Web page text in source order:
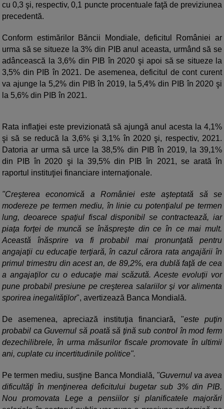
cu 0,3 şi, respectiv, 0,1 puncte procentuale faţă de previziunea
precedentă.
Conform estimărilor Băncii Mondiale, deficitul României ar
urma să se situeze la 3% din PIB anul aceasta, urmând să se
adâncească la 3,6% din PIB în 2020 şi apoi să se situeze la
3,5% din PIB în 2021. De asemenea, deficitul de cont curent
va ajunge la 5,2% din PIB în 2019, la 5,4% din PIB în 2020 şi
la 5,6% din PIB în 2021.
Rata inflaţiei este previzionată să ajungă anul acesta la 4,1%
şi să se reducă la 3,6% şi 3,1% în 2020 şi, respectiv, 2021.
Datoria ar urma să urce la 38,5% din PIB în 2019, la 39,1%
din PIB în 2020 şi la 39,5% din PIB în 2021, se arată în
raportul instituţiei financiare internaţionale.
"Creşterea economică a României este aşteptată să se
modereze pe termen mediu, în linie cu potenţialul pe termen
lung, deoarece spaţiul fiscal disponibil se contractează, iar
piaţa forţei de muncă se înăspreşte din ce în ce mai mult.
Această înăsprire va fi probabil mai pronunţată pentru
angajaţii cu educaţie terţiară, în cazul cărora rata angajării în
primul trimestru din acest an, de 89,2%, era dublă faţă de cea
a angajaţilor cu o educaţie mai scăzută. Aceste evoluţii vor
pune probabil presiune pe creşterea salariilor şi vor alimenta
sporirea inegalităţilor", avertizează Banca Mondială.
De asemenea, apreciază instituţia financiară, "este puţin
probabil ca Guvernul să poată să ţină sub control în mod ferm
dezechilibrele, în urma măsurilor fiscale promovate în ultimii
ani, cuplate cu incertitudinile politice".
Pe termen mediu, susţine Banca Mondială, "Guvernul va avea
dificultăţi în menţinerea deficitului bugetar sub 3% din PIB.
Nou promovata Lege a pensiilor şi planificatele majorări